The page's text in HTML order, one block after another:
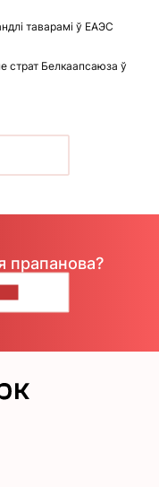
таварамі ў ЕАЭС
страт Белкаапсаюза ў
прапанова?